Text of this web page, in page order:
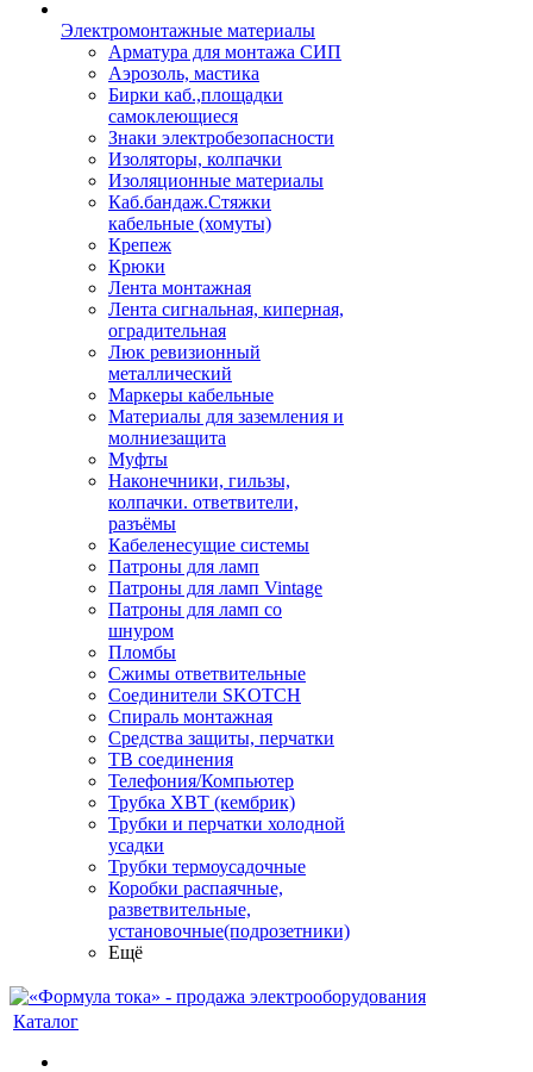
Электромонтажные материалы
Арматура для монтажа СИП
Аэрозоль, мастика
Бирки каб.,площадки
самоклеющиеся
Знаки электробезопасности
Изоляторы, колпачки
Изоляционные материалы
Каб.бандаж.Стяжки
кабельные (хомуты)
Крепеж
Крюки
Лента монтажная
Лента сигнальная, киперная,
оградительная
Люк ревизионный
металлический
Маркеры кабельные
Материалы для заземления и
молниезащита
Муфты
Наконечники, гильзы,
колпачки. ответвители,
разъёмы
Кабеленесущие системы
Патроны для ламп
Патроны для ламп Vintage
Патроны для ламп со
шнуром
Пломбы
Сжимы ответвительные
Соединители SKOTCH
Спираль монтажная
Средства защиты, перчатки
ТВ соединения
Телефония/Компьютер
Трубка ХВТ (кембрик)
Трубки и перчатки холодной
усадки
Трубки термоусадочные
Коробки распаячные,
разветвительные,
установочные(подрозетники)
Ещё
Каталог